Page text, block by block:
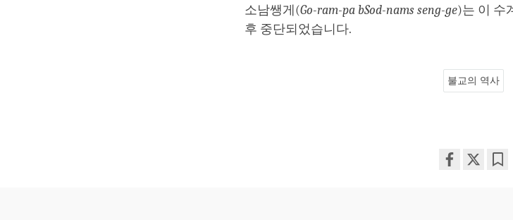
소남쌩게(Go-ram-pa bSod-nams seng-ge)는 이 수
후 중단되었습니다.
불교의 역사